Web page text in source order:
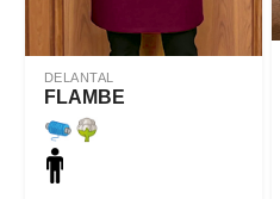
DELANTAL
FLAMBE